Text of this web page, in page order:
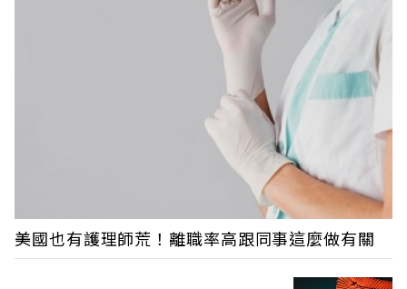
美國也有護理師荒！離職率高跟同事這麼做有關